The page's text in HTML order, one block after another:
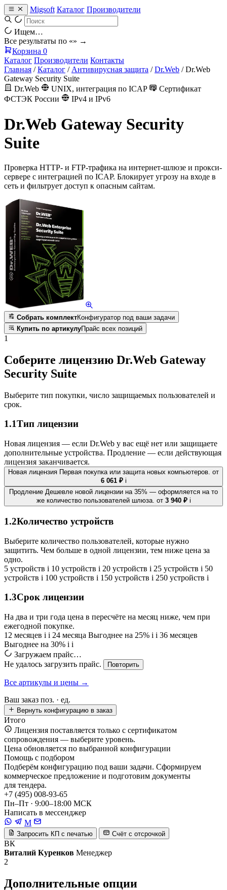
Migsoft Каталог Производители
Ищем…
Все результаты по «» →
Корзина 0
Каталог Производители Контакты
Главная / Каталог / Антивирусная защита / Dr.Web / Dr.Web
Gateway Security Suite
Dr.Web
UNIX, интеграция по ICAP
Сертификат
ФСТЭК России
IPv4 и IPv6
Dr.Web Gateway Security
Suite
Проверка HTTP- и FTP-трафика на интернет-шлюзе и прокси-
сервере с интеграцией по ICAP. Блокирует угрозу на входе в
сеть и фильтрует доступ к опасным сайтам.
Собрать комплектКонфигуратор под ваши задачи
Купить по артикулуПрайс всех позиций
1
Соберите лицензию Dr.Web Gateway
Security Suite
Выберите тип покупки, число защищаемых пользователей и
срок.
1.1Тип лицензии
Новая лицензия — если Dr.Web у вас ещё нет или защищаете
дополнительные устройства. Продление — если действующая
лицензия заканчивается.
Новая лицензия Первая покупка или защита новых компьютеров. от
6 061 ₽ i
Продление Дешевле новой лицензии на 35% — оформляется на то
же количество пользователей шлюза. от 3 940 ₽ i
1.2Количество устройств
Выберите количество пользователей, которые нужно
защитить. Чем больше в одной лицензии, тем ниже цена за
одно.
5 устройств i 10 устройств i 20 устройств i 25 устройств i 50
устройств i 100 устройств i 150 устройств i 250 устройств i
1.3Срок лицензии
На два и три года цена в пересчёте на месяц ниже, чем при
ежегодной покупке.
12 месяцев i i 24 месяца Выгоднее на 25% i i 36 месяцев
Выгоднее на 30% i i
Загружаем прайс…
Не удалось загрузить прайс.
Повторить
Все артикулы и цены →
Ваш заказ поз. · ед.
Вернуть конфигурацию в заказ
Итого
Лицензия поставляется только с сертификатом
сопровождения — выберите уровень.
Цена обновляется по выбранной конфигурации
Помощь с подбором
Подберём конфигурацию под ваши задачи. Сформируем
коммерческое предложение и подготовим документы
для тендера.
+7 (495) 008-93-65
Пн–Пт · 9:00–18:00 МСК
Написать в мессенджер
M
Запросить КП с печатью Счёт с отсрочкой
ВК
Виталий Куренков Менеджер
2
Дополнительные опции